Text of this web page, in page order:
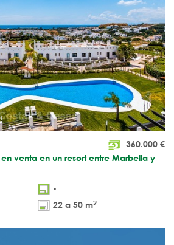
360.000 €
venta en un resort entre Marbella y
-
22 a 50 m2